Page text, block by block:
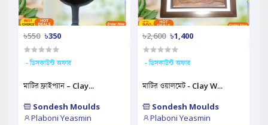
৳550 ৳350
- ডিসকাউন্ট অফার
মাটির ফ্রাইপ্যান – Clay...
Sondesh Moulds
Plaboni Yeasmin
৳2,600 ৳1,400
- ডিসকাউন্ট অফার
মাটির ওয়ালমেট - Clay W...
Sondesh Moulds
Plaboni Yeasmin